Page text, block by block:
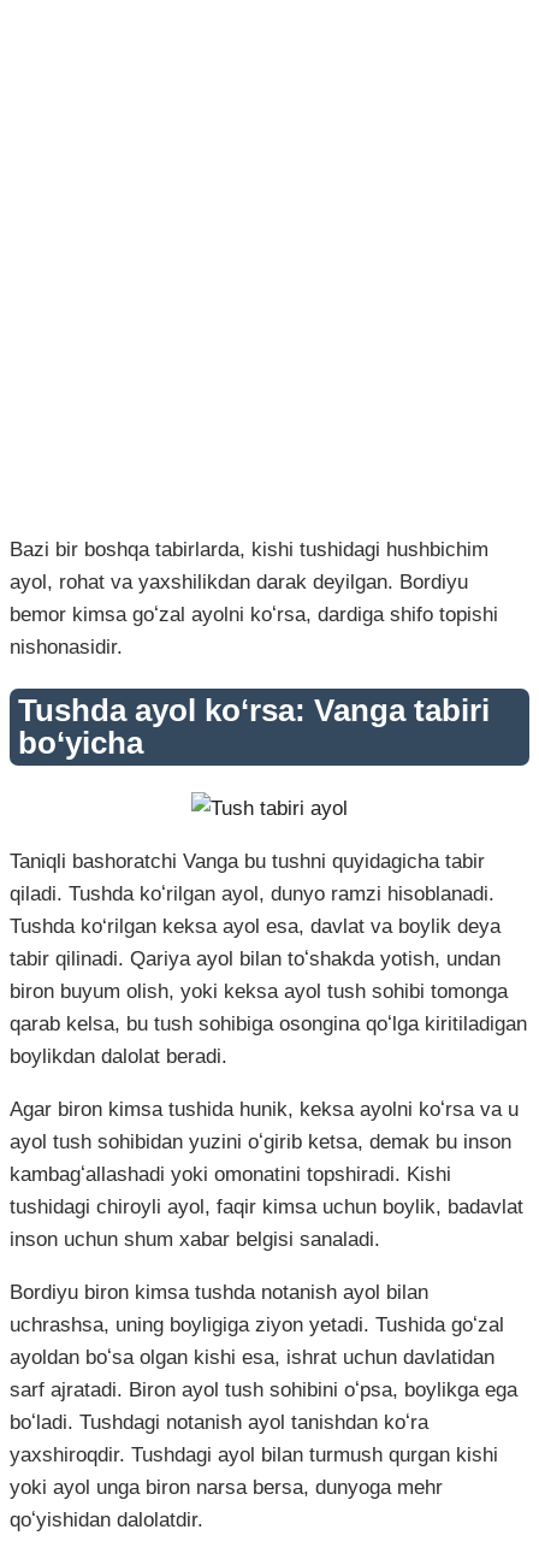
Bazi bir boshqa tabirlarda, kishi tushidagi hushbichim
ayol, rohat va yaxshilikdan darak deyilgan. Bordiyu
bemor kimsa goʻzal ayolni koʻrsa, dardiga shifo topishi
nishonasidir.
Tushda ayol ko‘rsa: Vanga tabiri
bo‘yicha
Taniqli bashoratchi Vanga bu tushni quyidagicha tabir
qiladi. Tushda koʻrilgan ayol, dunyo ramzi hisoblanadi.
Tushda ko‘rilgan keksa ayol esa, davlat va boylik deya
tabir qilinadi. Qariya ayol bilan toʻshakda yotish, undan
biron buyum olish, yoki keksa ayol tush sohibi tomonga
qarab kelsa, bu tush sohibiga osongina qoʻlga kiritiladigan
boylikdan dalolat beradi.
Agar biron kimsa tushida hunik, keksa ayolni koʻrsa va u
ayol tush sohibidan yuzini oʻgirib ketsa, demak bu inson
kambagʻallashadi yoki omonatini topshiradi. Kishi
tushidagi chiroyli ayol, faqir kimsa uchun boylik, badavlat
inson uchun shum xabar belgisi sanaladi.
Bordiyu biron kimsa tushda notanish ayol bilan
uchrashsa, uning boyligiga ziyon yetadi. Tushida goʻzal
ayoldan boʻsa olgan kishi esa, ishrat uchun davlatidan
sarf ajratadi. Biron ayol tush sohibini oʻpsa, boylikga ega
boʻladi. Tushdagi notanish ayol tanishdan koʻra
yaxshiroqdir. Tushdagi ayol bilan turmush qurgan kishi
yoki ayol unga biron narsa bersa, dunyoga mehr
qoʻyishidan dalolatdir.